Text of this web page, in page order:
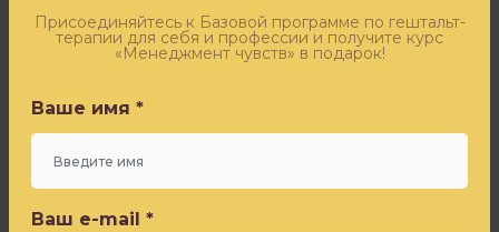
осознать,
нарушены,
прекратить
это
заботой
Оставьте заявку - и получите бесплатный доступ к
эфиру «Синдром самозванца» от Игоря Погодина
Ваш e-mail *
Присоединяйтесь к Базовой программе по гештальт-
терапии для себя и профессии и получите курс
«Менеджмент чувств» в подарок!
Ваше имя *
Ваш e-mail *